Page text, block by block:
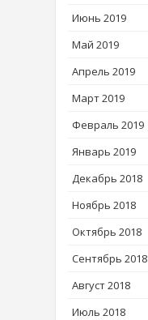
Июнь 2019
Май 2019
Апрель 2019
Март 2019
Февраль 2019
Январь 2019
Декабрь 2018
Ноябрь 2018
Октябрь 2018
Сентябрь 2018
Август 2018
Июль 2018